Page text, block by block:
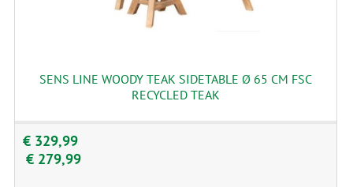
SENS LINE WOODY TEAK SIDETABLE Ø 65 CM FSC
RECYCLED TEAK
€ 329,99
€ 279,99